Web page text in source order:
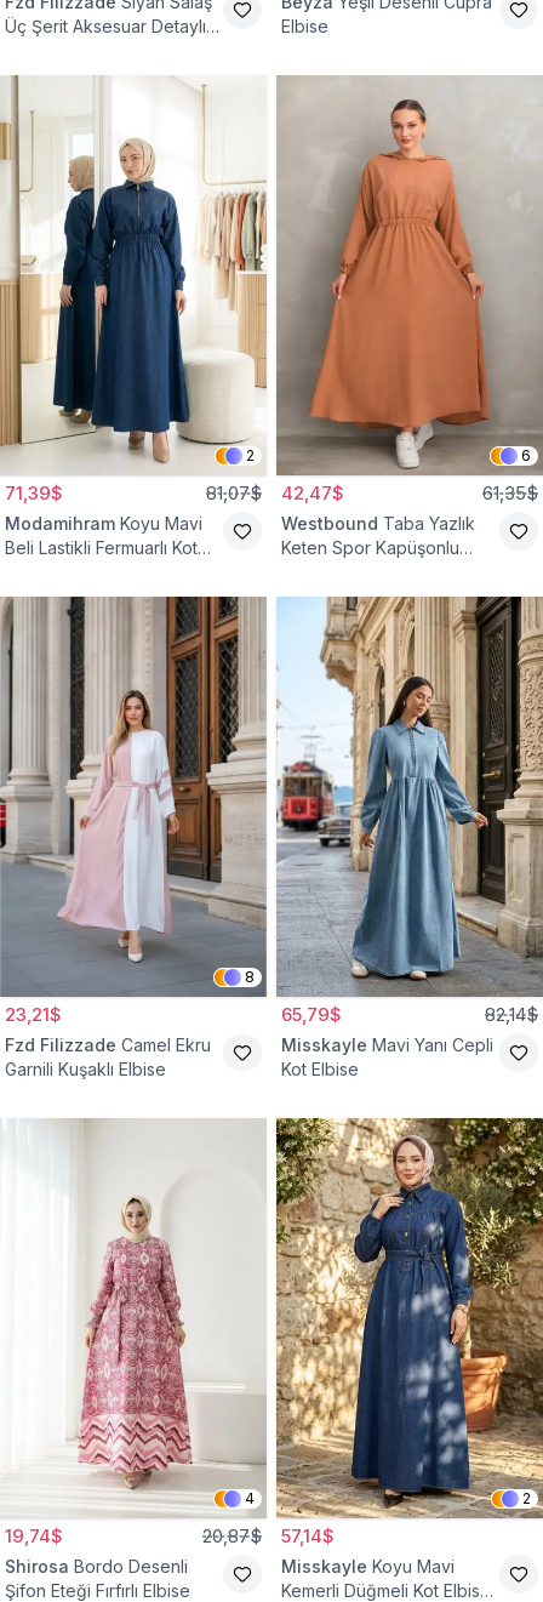
Üç Şerit Aksesuar Detaylı
Elbise
2
71,39$ 81,07$
Modamihram Koyu Mavi
Beli Lastikli Fermuarlı Kot
6
42,47$ 61,35$
Westbound Taba Yazlık
Keten Spor Kapüşonlu
Tesettür Elbise
8
23,21$
Fzd Filizzade Camel Ekru
Garnili Kuşaklı Elbise
65,79$ 82,14$
Misskayle Mavi Yanı Cepli
Kot Elbise
4
19,74$ 20,87$
Shirosa Bordo Desenli
Şifon Eteği Fırfırlı Elbise
2
57,14$
Misskayle Koyu Mavi
Kemerli Düğmeli Kot Elbise